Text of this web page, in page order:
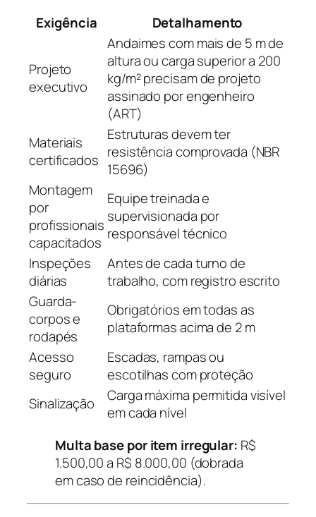
Exigência
Detalhamento
Projeto
executivo
Andaimes com mais de 5 m de
altura ou carga superior a 200
kg/m² precisam de projeto
assinado por engenheiro
(ART)
Materiais
certificados
Estruturas devem ter
resistência comprovada (NBR
15696)
Montagem
por
profissionais
capacitados
Equipe treinada e
supervisionada por
responsável técnico
Inspeções
diárias
Antes de cada turno de
trabalho, com registro escrito
Guarda-
corpos e
rodapés
Obrigatórios em todas as
plataformas acima de 2 m
Acesso
seguro
Escadas, rampas ou
escotilhas com proteção
Sinalização
Carga máxima permitida visível
em cada nível
Multa base por item irregular: R$
1.500,00 a R$ 8.000,00 (dobrada
em caso de reincidência).